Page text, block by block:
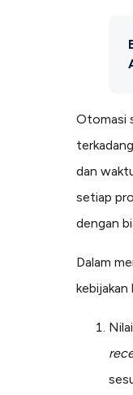
Otomasi
dan
setiap
dengan
Dalam